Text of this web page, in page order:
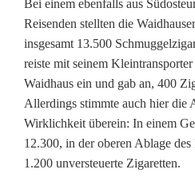
r
s
t
e
c
k
Bei einem ebenfalls aus
Reisenden stellten die
insgesamt 13.500
reiste mit seinem
Waidhaus ein und gab an, 400
Allerdings stimmte auch hier die
Wirklichkeit überein: In einem
12.300, in der oberen Ablage des
1.200 unversteuerte Zigaretten.